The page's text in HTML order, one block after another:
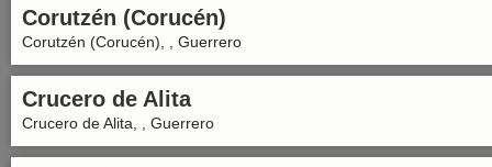
Corutzén (Corucén)
Corutzén (Corucén), , Guerrero
Crucero de Alita
Crucero de Alita, , Guerrero